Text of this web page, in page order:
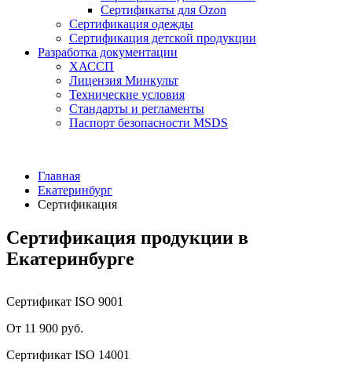
Сертификаты для Ozon
Сертификация одежды
Сертификация детской продукции
Разработка документации
ХАССП
Лицензия Минкульт
Технические условия
Стандарты и регламенты
Паспорт безопасности MSDS
Главная
Екатеринбург
Сертификация
Сертификация продукции в
Екатеринбурге
Сертификат ISO 9001
От 11 900 руб.
Сертификат ISO 14001